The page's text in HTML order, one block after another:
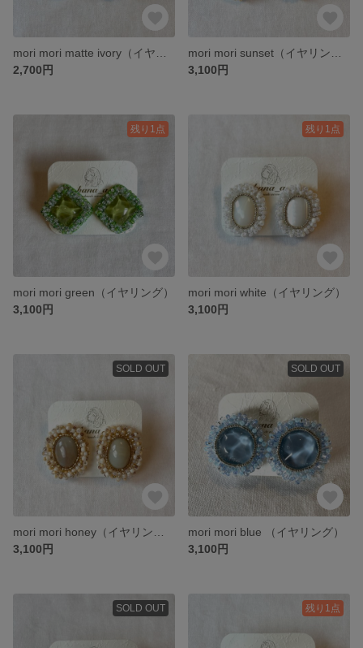
2,700円
3,100円
残り1点
mori mori green（イヤリング）
3,100円
残り1点
mori mori white（イヤリング）
3,100円
SOLD OUT
3,100円
SOLD OUT
mori mori blue （イヤリング）
3,100円
SOLD OUT 残り1点